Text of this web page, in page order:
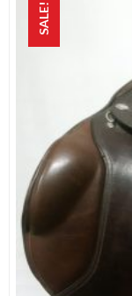
SALE!